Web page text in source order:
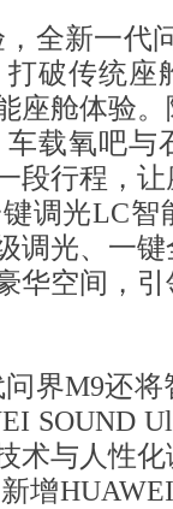
新一代
破传统座
座舱体验
载氧吧与
段行程，
调光LC智
调光、一
华空间，
M9还将
SOUND
术与人性
增